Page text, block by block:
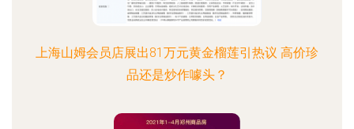
上海山姆会员店展出81万元黄金榴莲引热议 高价珍
品还是炒作噱头？